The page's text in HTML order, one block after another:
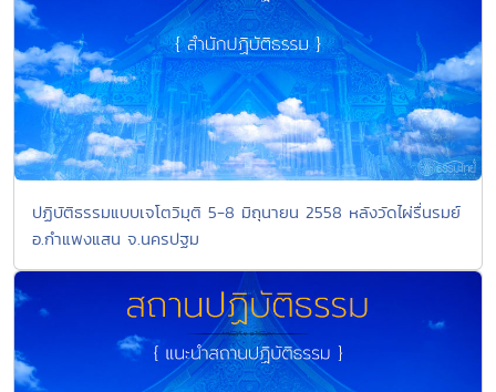
ปฏิบัติธรรมแบบเจโตวิมุติ 5-8 มิถุนายน 2558 หลังวัดไผ่รื่นรมย์
อ.กำแพงแสน จ.นครปฐม